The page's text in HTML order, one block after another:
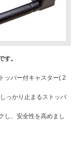
す。
ッパー付キャスター( 2
っかり止まるストッパ
し、安全性を高めまし